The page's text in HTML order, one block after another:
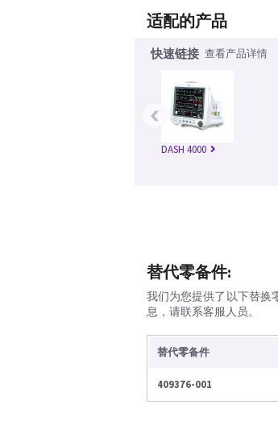
适配的产品
快速链接 查看产品详情
DASH 4000
‹
替代零备件:
我们为您提供了以下替换
息，请联系客服人员。
替代零备件
409376-001